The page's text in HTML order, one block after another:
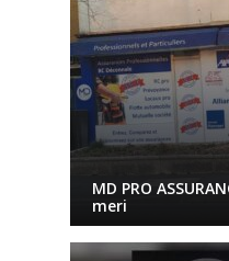
MD PRO
meri